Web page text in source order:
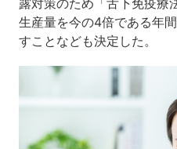
露対策のため「舌下免疫療
生産量を今の4倍である年
すことなども決定した。